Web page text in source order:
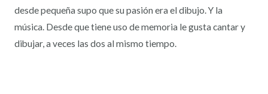
desde pequeña supo que su pasión era el dibujo. Y la
música. Desde que tiene uso de memoria le gusta cantar y
dibujar, a veces las dos al mismo tiempo.